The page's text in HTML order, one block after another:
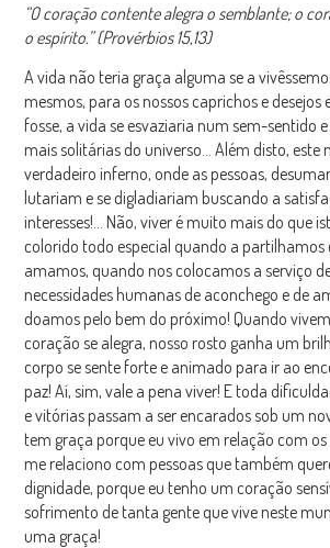
“O coração contente alegra o semblante;o
o espírito.”(Provérbios 15,13)
A vida não teria graça alguma se a
mesmos, para os nossos caprichos e desejos
fosse, a vida se esvaziaria num sem-sentido
mais solitárias do universo… Além disto, este
verdadeiro inferno, onde as pessoas,
lutariam e se digladiariam buscando a
interesses!… Não,viver é muito mais do que
colorido todo especial quando a partilhamos
amamos, quando nos colocamos a serviço
necessidades humanas de aconchego e de
doamos pelo bem do próximo! Quando
coração se alegra, nosso rosto ganha um
corpo se sente forte e animado para ir ao
paz! Aí, sim, vale a pena viver! E toda
e vitórias passam a ser encarados sob um
tem graça porque eu vivo em relação com
me relaciono com pessoas que também
dignidade, porque eu tenho um coração
sofrimento de tanta gente que vive neste
uma graça!